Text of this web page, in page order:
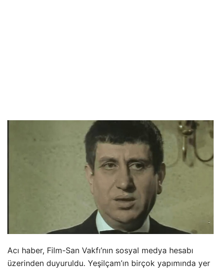
Acı haber, Film-San Vakfı’nın sosyal medya hesabı
üzerinden duyuruldu. Yeşilçam’ın birçok yapımında yer